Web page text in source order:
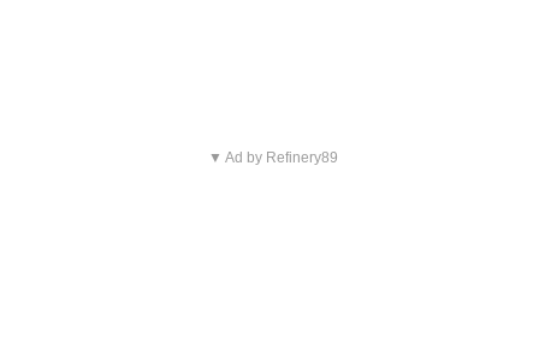
▼ Ad by Refinery89